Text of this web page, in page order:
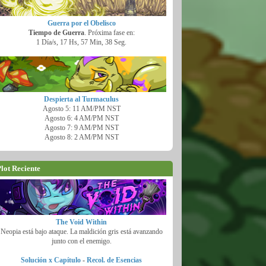
Guerra por el Obelisco
Tiempo de Guerra. Próxima fase en:
1 Día/s, 17 Hs, 57 Min, 37 Seg.
Despierta al Turmaculus
Agosto 5: 11 AM/PM NST
Agosto 6: 4 AM/PM NST
Agosto 7: 9 AM/PM NST
Agosto 8: 2 AM/PM NST
Reciente
The Void Within
Neopia está bajo ataque. La maldición gris está avanzando
junto con el enemigo.
Solución x Capítulo -Recol. de Esencias